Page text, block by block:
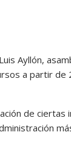
Ayllón,
a partir de
de